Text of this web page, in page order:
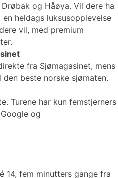
og Håøya. Vil dere ha
heldags luksusopplevelse
vil, med premium
fra Sjømagasinet, mens
beste norske sjømaten.
Turene har kun femstjerners
og
14, fem minutters gange fra